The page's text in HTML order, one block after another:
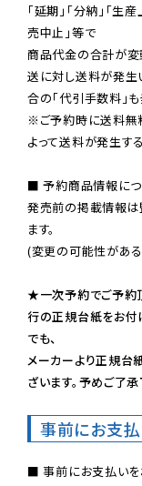
「延期」「分納」「生
売中止」等で
商品代金の合計が変
送に対し送料が発生
※ご予約時に送料無
よって送料が発生す
■ 予約商品情報につ
発売前の掲載情報は
ます。
(変更の可能性があ
★一次予約でご予約
行の正規台紙をお付
でも、
メーカーより正規台
ざいます。予めご了承
事前にお支
■ 事前にお支払いを